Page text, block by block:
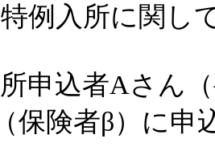
例入所に関し
申込者Aさん
保険者β）に申